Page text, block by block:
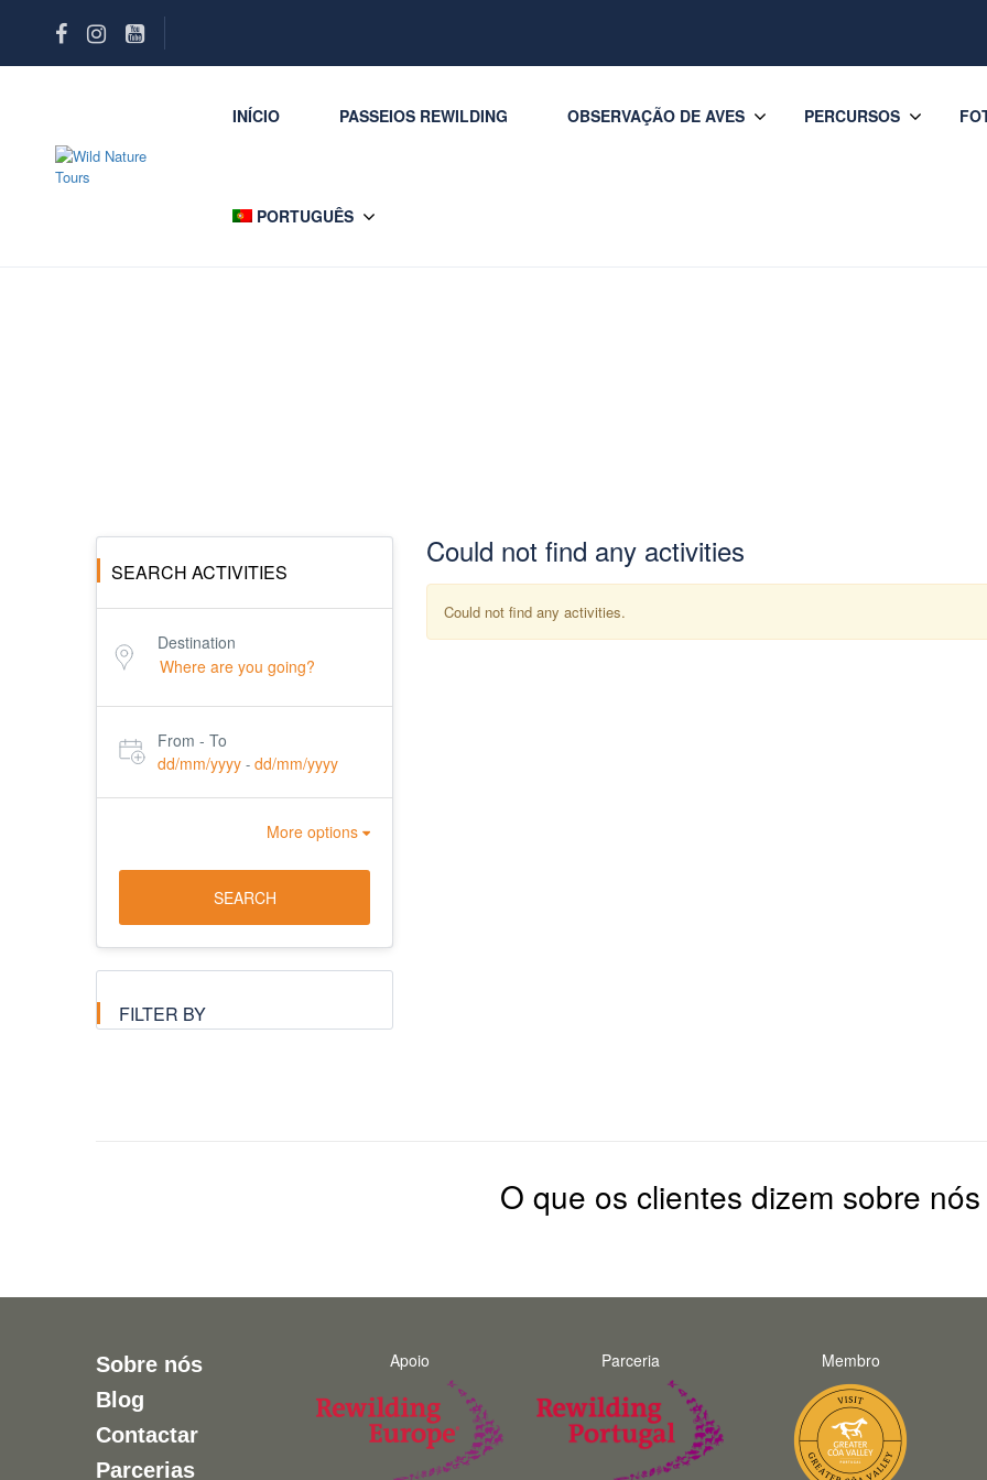
INÍCIO PASSEIOS REWILDING OBSERVAÇÃO DE AVES PERCURSOS
PORTUGUÊS
SEARCH ACTIVITIES
Destination
From - To
dd/mm/yyyy - dd/mm/yyyy
More options
SEARCH
FILTER BY
Could not find any activities
Could not find any activities.
O que os clientes dizem sobre nós
Sobre nós
Blog
Contactar
Parcerias
Apoio Parceria Membro